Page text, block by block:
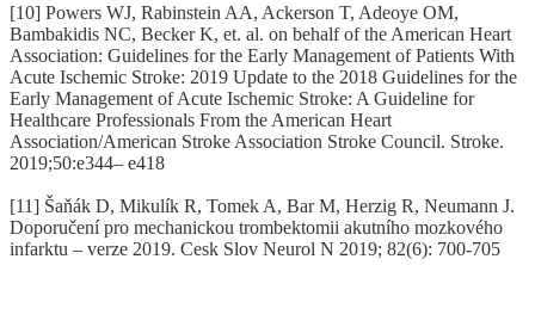
[10] Powers WJ, Rabinstein AA, Ackerson T, Adeoye OM,
Bambakidis NC, Becker K, et. al. on behalf of the American Heart
Association: Guidelines for the Early Management of Patients With
Acute Ischemic Stroke: 2019 Update to the 2018 Guidelines for the
Early Management of Acute Ischemic Stroke: A Guideline for
Healthcare Professionals From the American Heart
Association/American Stroke Association Stroke Council. Stroke.
2019;50:e344– e418
[11] Šaňák D, Mikulík R, Tomek A, Bar M, Herzig R, Neumann J.
Doporučení pro mechanickou trombektomii akutního mozkového
infarktu – verze 2019. Cesk Slov Neurol N 2019; 82(6): 700-705